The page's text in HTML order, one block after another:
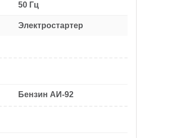
50 Гц
Электростартер
Бензин АИ-92